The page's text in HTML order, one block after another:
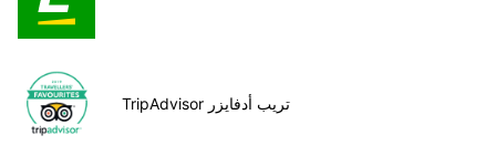
TripAdvisor تريب أدفايزر